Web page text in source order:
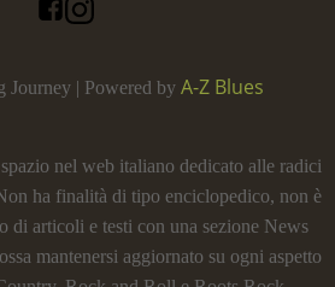
Journey | Powered by A-Z Blues
nel web italiano dedicato alle radici
ha finalità di tipo enciclopedico, non è
di articoli e testi con una sezione News
mantenersi aggiornato su ogni aspetto